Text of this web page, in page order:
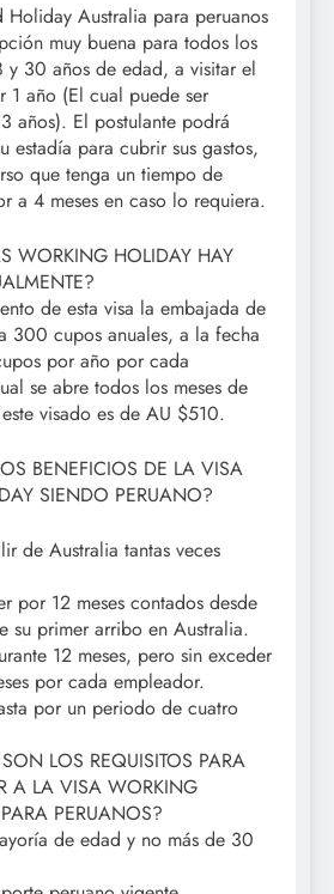
Holiday Australia para peruanos
muy buena para todos los
y 30 años de edad, a visitar el
1 año (El cual puede ser
años). El postulante podrá
estadía para cubrir sus gastos,
que tenga un tiempo de
a 4 meses en caso lo requiera.
WORKING HOLIDAY HAY
de esta visa la embajada de
300 cupos anuales, a la fecha
por año por cada
se abre todos los meses de
visado es de AU $510.
BENEFICIOS DE LA VISA
SIENDO PERUANO?
de Australia tantas veces
por 12 meses contados desde
su primer arribo en Australia.
12 meses, pero sin exceder
por cada empleador.
por un periodo de cuatro
LOS REQUISITOS PARA
A LA VISA WORKING
PERUANOS?
de edad y no más de 30